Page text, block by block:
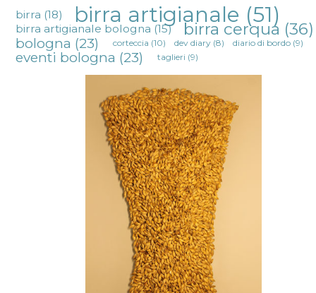
birra (18) birra artigianale (51)
birra artigianale bologna (15) birra cerqua (36)
bologna (23) corteccia (10) dev diary(8) diario di bordo(9)
eventi bologna (23) taglieri (9)